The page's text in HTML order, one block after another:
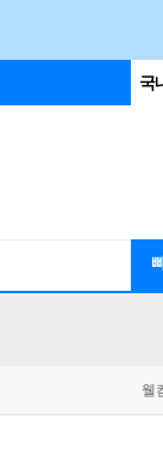
국
웰